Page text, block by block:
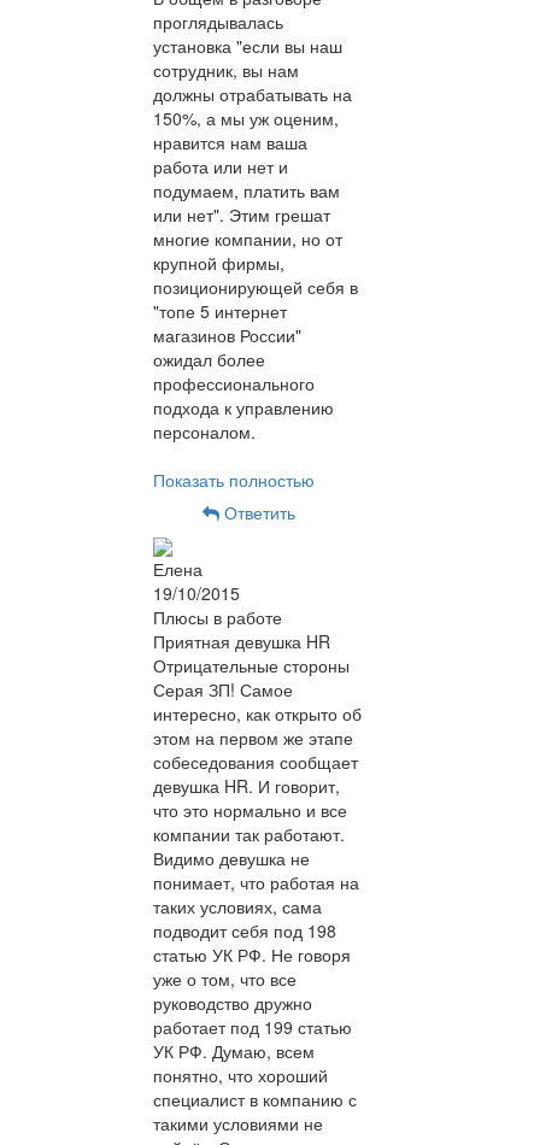
проглядывалась
установка "если вы наш
сотрудник, вы нам
должны отрабатывать на
150%, а мы уж оценим,
нравится нам ваша
работа или нет и
подумаем, платить вам
или нет". Этим грешат
многие компании, но от
крупной фирмы,
позиционирующей себя в
"топе 5 интернет
магазинов России"
ожидал более
профессионального
подхода к управлению
персоналом.
Показать полностью
Ответить
Елена
19/10/2015
Плюсы в работе
Приятная девушка HR
Отрицательные стороны
Серая ЗП! Самое
интересно, как открыто об
этом на первом же этапе
собеседования сообщает
девушка HR. И говорит,
что это нормально и все
компании так работают.
Видимо девушка не
понимает, что работая на
таких условиях, сама
подводит себя под 198
статью УК РФ. Не говоря
уже о том, что все
руководство дружно
работает под 199 статью
УК РФ. Думаю, всем
понятно, что хороший
специалист в компанию с
такими условиями не